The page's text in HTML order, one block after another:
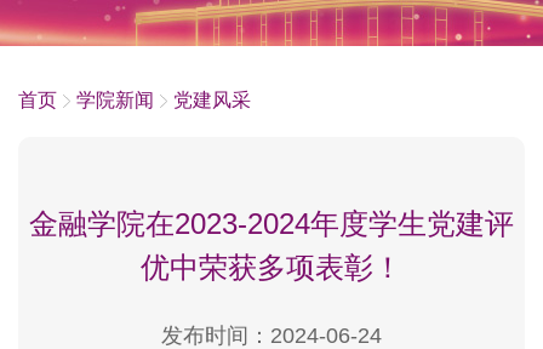
首页 学院新闻 党建风采
金融学院在2023-2024年度学生党建评
优中荣获多项表彰！
发布时间：2024-06-24